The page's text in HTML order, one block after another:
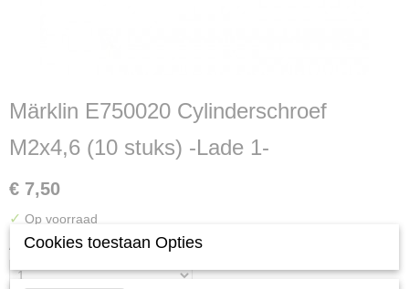
Märklin E750020 Cylinderschroef
M2x4,6 (10 stuks) -Lade 1-
€ 7,50
✓ Op voorraad
AantalCookies toestaan Opties